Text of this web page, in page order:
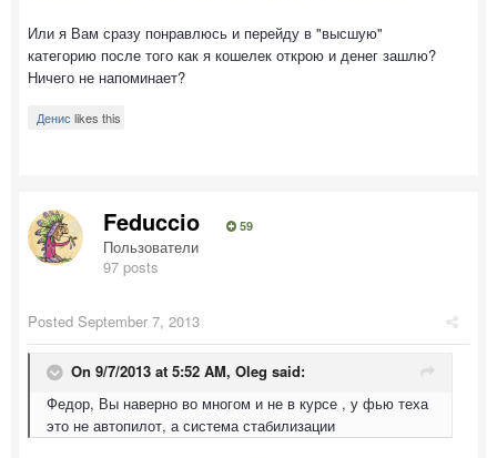
Или я Вам сразу понравлюсь и перейду в "высшую"
категорию после того как я кошелек открою и денег зашлю?
Ничего не напоминает?
Денис likes this
Feduccio 59
Пользователи
97 posts
Posted September 7, 2013
On 9/7/2013 at 5:52 AM, Oleg said:
Федор, Вы наверно во многом и не в курсе , у фью теха
это не автопилот, а система стабилизации